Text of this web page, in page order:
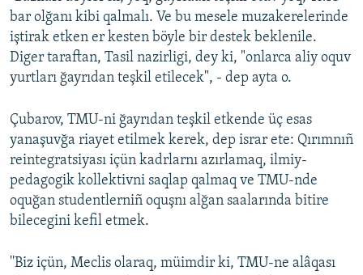
bar olğanı kibi qalmalı. Ve bu mesele muzakerelerinde
iştirak etken er kesten böyle bir destek beklenile.
Diger taraftan, Tasil nazirligi, dey ki, "onlarca aliy oquv
yurtları ğayrıdan teşkil etilecek", - dep ayta o.
Çubarov, TMU-ni ğayrıdan teşkil etkende üç esas
yanaşuvğa riayet etilmek kerek, dep israr ete: Qırımnıñ
reintegratsiyası içün kadrlarnı azırlamaq, ilmiy-
pedagogik kollektivni saqlap qalmaq ve TMU-nde
oquğan studentlerniñ oquşnı alğan saalarında bitire
bilecegini kefil etmek.
''Biz içün, Meclis olaraq, müimdir ki, TMU-ne alâqası